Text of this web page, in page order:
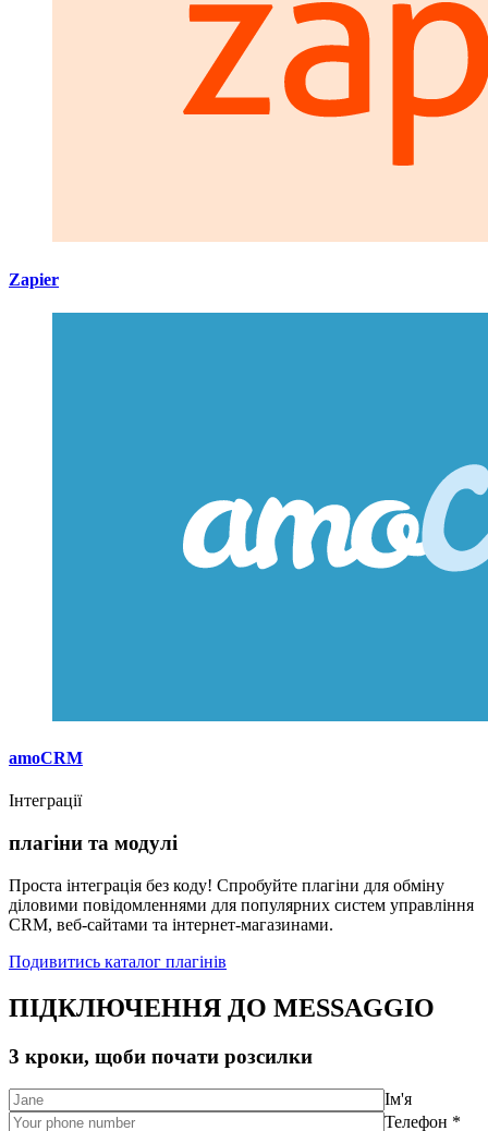
Zapier
amoCRM
Інтеграції
плагіни та модулі
Проста інтеграція без коду! Спробуйте плагіни для обміну
діловими повідомленнями для популярних систем управління
CRM, веб-сайтами та інтернет-магазинами.
Подивитись каталог плагінів
ПІДКЛЮЧЕННЯ ДО MESSAGGIO
3 кроки, щоби почати розсилки
Ім'я
Телефон *